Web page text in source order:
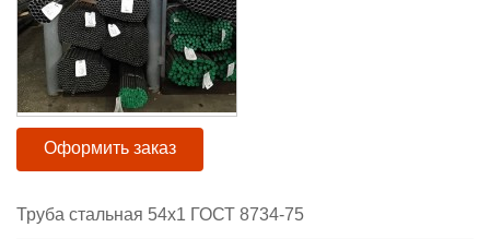
Оформить заказ
Труба стальная 54x1 ГОСТ 8734-75